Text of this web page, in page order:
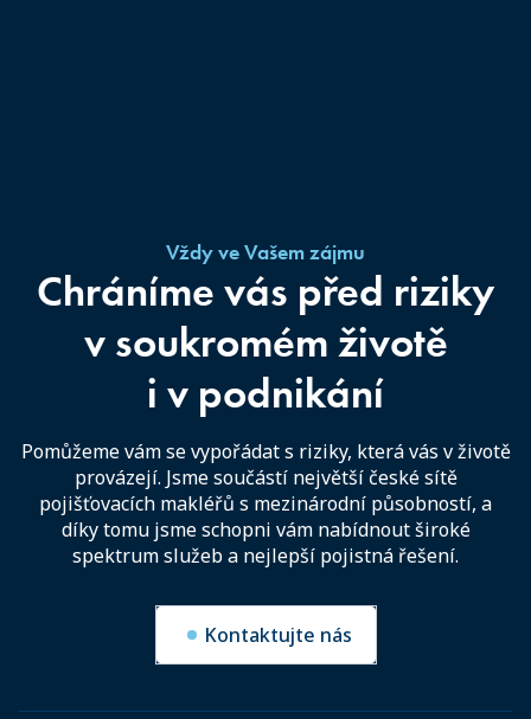
Vždy ve Vašem zájmu
Chráníme vás před riziky
v soukromém životě
i v podnikání
Pomůžeme vám se vypořádat s riziky, která vás v životě
provázejí. Jsme součástí největší české sítě
pojišťovacích makléřů s mezinárodní působností, a
díky tomu jsme schopni vám nabídnout široké
spektrum služeb a nejlepší pojistná řešení.
Kontaktujte nás